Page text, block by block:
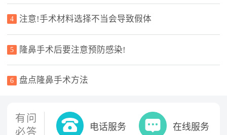
4 注意!手术材料选择不当会导致假体
5 隆鼻手术后要注意预防感染!
6 盘点隆鼻手术方法
有问
必答
电话服务 在线服务